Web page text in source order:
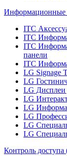
Информационные
ITC
ITC
ITC
панели
ITC
LG Signage
LG
LG Дисплеи
LG
LG
LG
LG
LG
Контроль